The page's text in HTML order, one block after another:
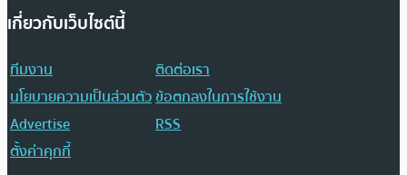
เกี่ยวกับเว็บไซต์นี้
ทีมงาน
ติดต่อเรา
นโยบายความเป็นส่วนตัวข้อตกลงในการใช้งาน
Advertise
RSS
ตั้งค่าคุกกี้